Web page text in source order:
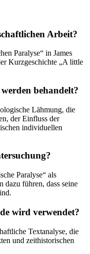
Arbeit?
Paralyse“ in James
Kurzgeschichte „A little
behandelt?
Lähmung, die
der Einfluss der
individuellen
Paralyse“ als
dazu führen, dass seine
wird verwendet?
Textanalyse, die
und zeithistorischen